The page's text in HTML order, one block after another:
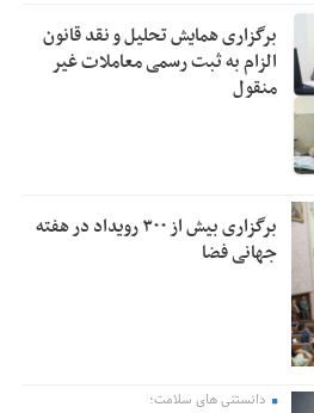
برگزاری همایش تحلیل و نقد قانون
الزام به ثبت رسمی معاملات غیر
منقول
برگزاری بیش از ۳۰۰ رویداد در هفته
جهانی فضا
دانستنی های سلامت؛